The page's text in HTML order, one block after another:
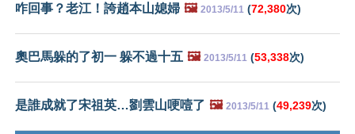
咋回事？老江！誇趙本山媳婦 🖼️ 2013/5/11 (72,380次)
奧巴馬躲的了初一 躲不過十五 🖼️ 2013/5/11 (53,338次)
是誰成就了宋祖英…劉雲山哽噎了 🖼️ 2013/5/11 (49,239次)